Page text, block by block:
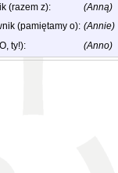
(razem z):
(Anną)
(pamiętamy o): (Annie)
ty!):
(Anno)